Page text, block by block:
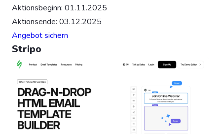
Aktionsbeginn: 01.11.2025
Aktionsende: 03.12.2025
Angebot sichern
Stripo